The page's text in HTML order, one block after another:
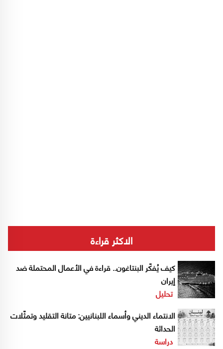
الاكثر قراءة
كيف يُفكّر البنتاغون.. قراءة في الأعمال المحتملة ضد
إيران
تحليل
الانتماء الديني وأسماء اللبنانيين: متانة التقليد وتمثّلات
الحداثة
دراسة